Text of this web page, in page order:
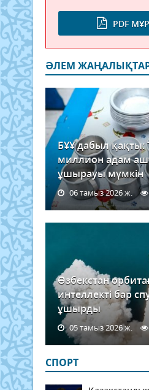
PDF
ӘЛЕМ
БҰҰ дабыл қақты:
миллион адам
ұшырауы мүмкін
06 тамыз 2026 ж.
Өзбекстан
интеллекті бар
ұшырды
05 тамыз 2026 ж.
СПОРТ